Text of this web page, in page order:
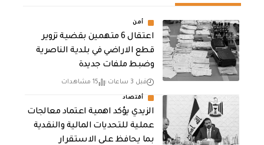
أمن
اعتقال 6 متهمين بقضية تزوير
قطع الاراضي في بلدية الناصرية
وضبط ملفات جديدة
قبل 3 ساعات 15 مشاهدات
أقتصاد
الزيدي يؤكد اهمية اعتماد معالجات
عملية للتحديات المالية والنقدية
بما يحافظ على الاستقرار